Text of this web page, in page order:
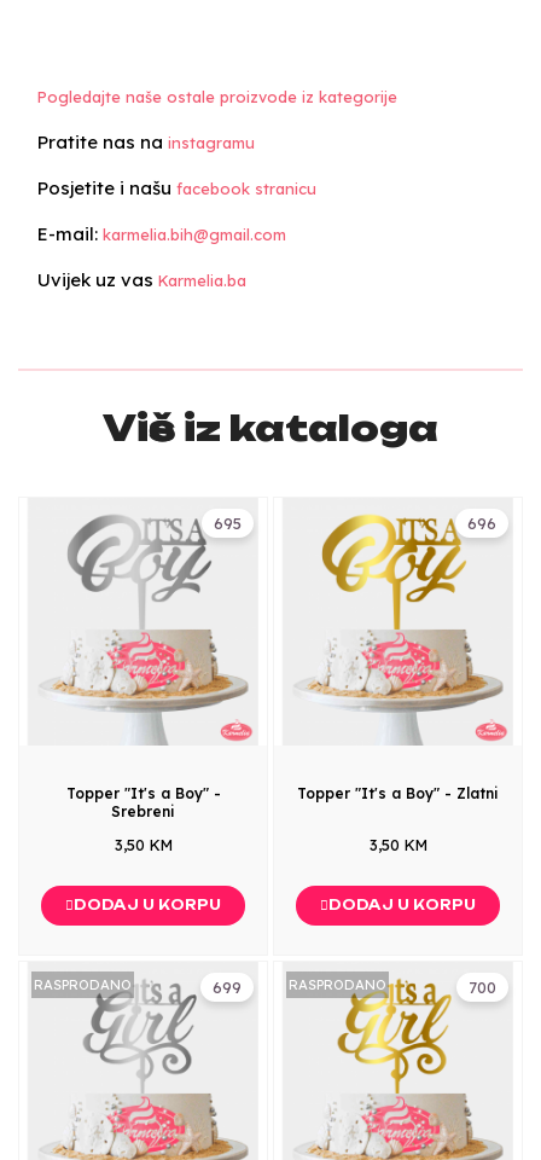
Pogledajte naše ostale proizvode iz kategorije
Pratite nas na instagramu
Posjetite i našu facebook stranicu
E-mail: karmelia.bih@gmail.com
Uvijek uz vas Karmelia.ba
Više iz kataloga
695
Topper "It's a Boy" -
Srebreni
3,50 KM
DODAJ U KORPU
696
Topper "It's a Boy" - Zlatni
3,50 KM
DODAJ U KORPU
699
RASPRODANO 700
RASPRODANO